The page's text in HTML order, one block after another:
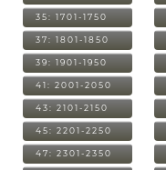
35: 1701-1750
37: 1801-1850
39: 1901-1950
41: 2001-2050
43: 2101-2150
45: 2201-2250
47: 2301-2350